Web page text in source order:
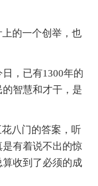
的一个创举，也
，已有1300年的
智慧和才干，是
八门的答案，听
有着说不出的惊
收到了必须的成